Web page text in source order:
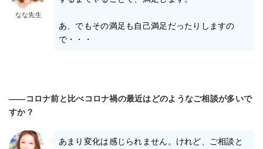
なな先生
あ、でもその満足も自己満足だったりしますの
で・・・
――コロナ前と比べコロナ禍の最近はどのようなご相談が多いで
すか？
あまり変化は感じられません。けれど、ご相談と